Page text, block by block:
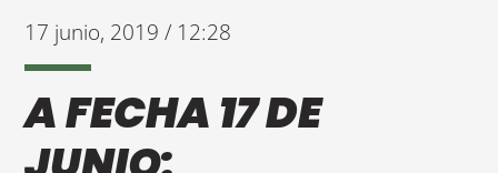
17 junio, 2019 / 12:28
A FECHA 17 DE